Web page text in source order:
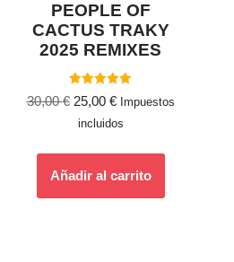
PEOPLE OF
CACTUS TRAKY
2025 REMIXES
Valorado
con
5.00
de 5
30,00€ 25,00 €
Impuestos
incluidos
Añadir al carrito